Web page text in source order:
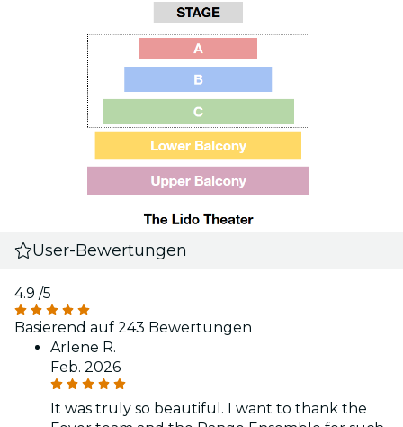
User-Bewertungen
4.9 /5
Basierend auf 243 Bewertungen
Arlene R.
Feb. 2026
It was truly so beautiful. I want to thank the